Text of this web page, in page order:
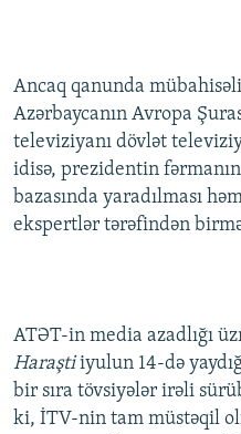
Ancaq qanunda
Azərbaycanın Avropa
televiziyanı dövlət
idisə, prezidentin
bazasında yaradılması
ekspertlər tərəfindən
ATƏT-in media azadlığı
Haraştiiyulun 14-də
bir sıra tövsiyələr irəli
ki, İTV-nin tam müstəqil